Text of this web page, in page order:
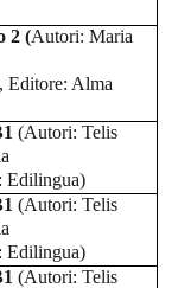
2 (Autori: Maria
Editore: Alma
(Autori:Telis
Edilingua)
(Autori:Telis
Edilingua)
(Autori:Telis